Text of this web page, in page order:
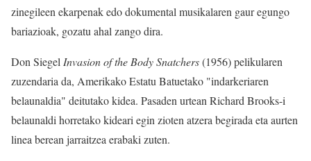
zinegileen ekarpenak edo dokumental musikalaren gaur egungo
bariazioak, gozatu ahal zango dira.
Don Siegel Invasion of the Body Snatchers(1956) pelikularen
zuzendaria da, Amerikako Estatu Batuetako "indarkeriaren
belaunaldia" deitutako kidea. Pasaden urtean Richard Brooks-i
belaunaldi horretako kideari egin zioten atzera begirada eta aurten
linea berean jarraitzea erabaki zuten.